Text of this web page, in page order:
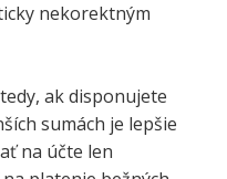
nekorektným
ak disponujete
sumách je lepšie
na účte len